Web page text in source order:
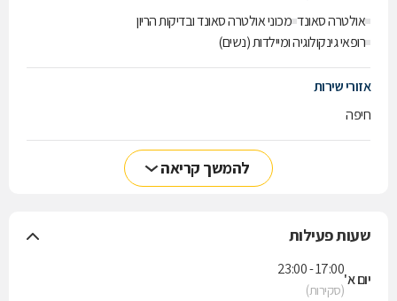
אולטרה סאונד מכוני אולטרה סאונד ובדיקות הריון
רופאי גינקולוגיה ומיילדות (נשים)
אזורי שירות
חיפה
להמשך קריאה
שעות פעילות
יום א'
17:00 - 23:00
(סקירות)